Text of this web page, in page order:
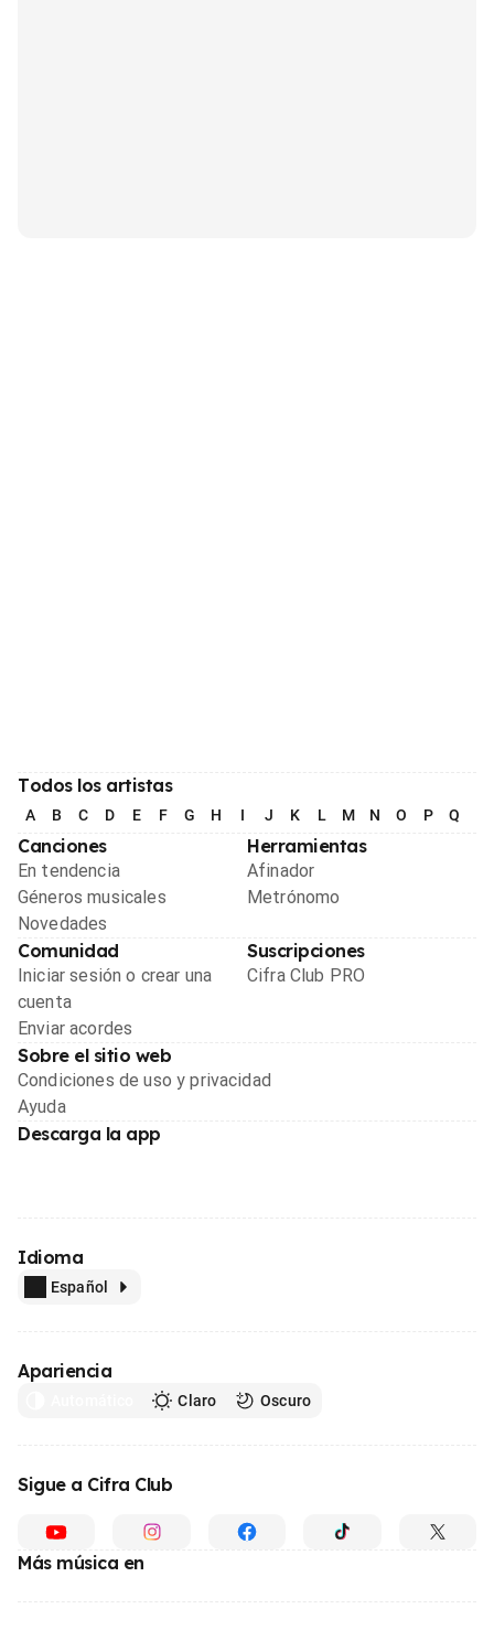
Todos los artistas
A B C D E F G H I J K L M N O P Q
Canciones
En tendencia
Géneros musicales
Novedades
Herramientas
Afinador
Metrónomo
Comunidad
Iniciar sesión o crear una
cuenta
Enviar acordes
Suscripciones
Cifra Club PRO
Sobre el sitio web
Condiciones de uso y privacidad
Ayuda
Descarga la app
Idioma
Español
Apariencia
Claro Oscuro
Sigue a Cifra Club
Más música en